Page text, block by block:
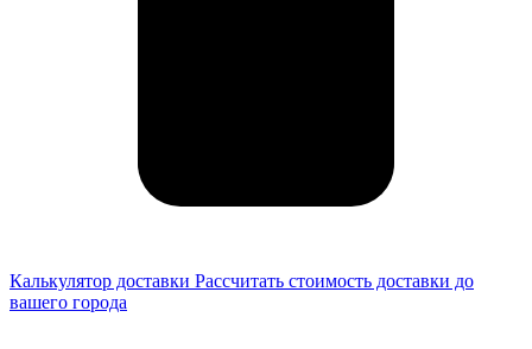
Калькулятор доставки Рассчитать стоимость доставки до
вашего города